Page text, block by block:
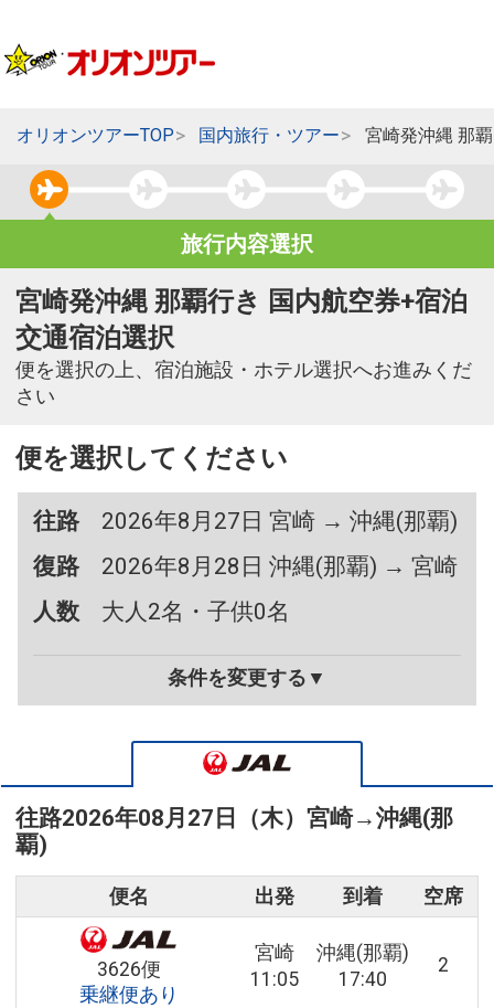
オリオンツアーTOP 国内旅行・ツアー 宮崎発沖縄 那
旅行内容選択
宮崎発沖縄 那覇行き 国内航空券+宿泊
交通宿泊選択
便を選択の上、宿泊施設・ホテル選択へお進みくだ
さい
便を選択してください
往路
2026年8月27日 宮崎 → 沖縄(那覇)
復路
2026年8月28日 沖縄(那覇) → 宮崎
人数
大人2名・子供0名
条件を変更する▼
往路2026年08月27日（木） 宮崎→沖縄(那
覇)
便名 出発 到着 空席
3626便
乗継便あり
宮崎
11:05
沖縄(那覇)
17:40
2